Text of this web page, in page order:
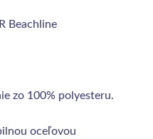
Beachline
zo 100% polyesteru.
oceľovou